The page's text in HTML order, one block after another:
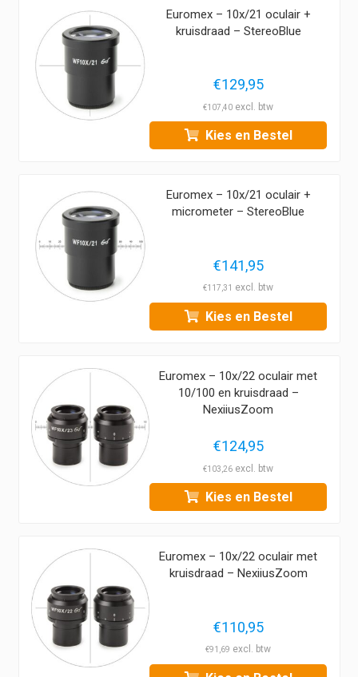
Euromex – 10x/21 oculair +
kruisdraad – StereoBlue
€129,95
€107,40
Kies en Bestel
Euromex – 10x/21 oculair +
micrometer – StereoBlue
€141,95
€117,31
Kies en Bestel
Euromex – 10x/22 oculair met
10/100 en kruisdraad –
NexiiusZoom
€124,95
€103,26
Kies en Bestel
Euromex – 10x/22 oculair met
kruisdraad – NexiiusZoom
€110,95
€91,69